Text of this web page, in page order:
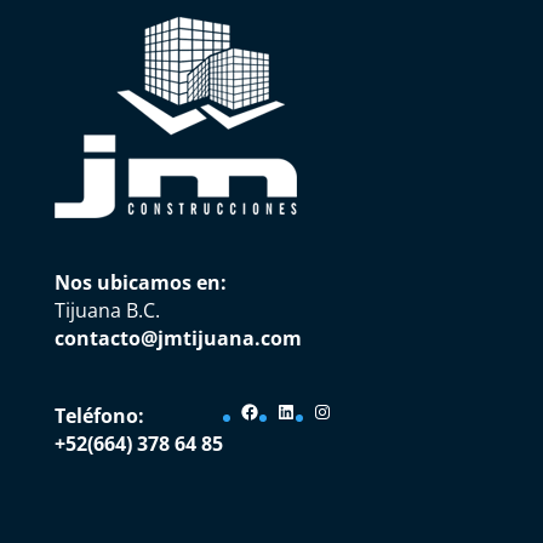
Nos ubicamos en:
Tijuana B.C.
contacto@jmtijuana.com
Teléfono:
+52(664) 378 64 85
Facebook
LinkedInInstagram